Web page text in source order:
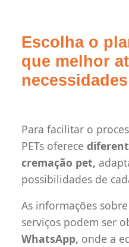
Escolha o
que melhor
necessidades
Para facilitar o
PETs oferece
cremação pet,
possibilidades de
As informações
serviços podem ser
WhatsApp, onde a